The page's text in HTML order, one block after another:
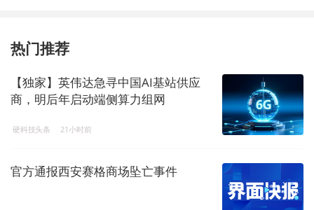
热门推荐
【独家】英伟达急寻中国AI基站供应
商，明后年启动端侧算力组网
硬科技头条 21小时前
官方通报西安赛格商场坠亡事件